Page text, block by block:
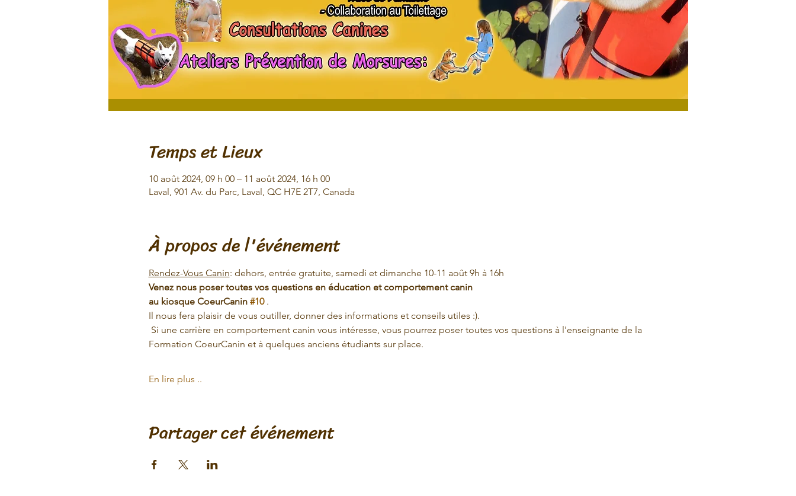
Temps et Lieux
10 août 2024, 09 h 00 – 11 août 2024, 16 h 00
Laval, 901 Av. du Parc, Laval, QC H7E 2T7, Canada
À propos de l'événement
Rendez-Vous Canin: dehors, entrée gratuite, samedi et dimanche 10-11 août 9h à 16h
Venez nous poser toutes vos questions en éducation et comportement canin
au kiosque CoeurCanin #10 .
Il nous fera plaisir de vous outiller, donner des informations et conseils utiles :).
Si une carrière en comportement canin vous intéresse, vous pourrez poser toutes vos questions à l'enseignante de la
Formation CoeurCanin et à quelques anciens étudiants sur place.
En lire plus ..
Partager cet événement